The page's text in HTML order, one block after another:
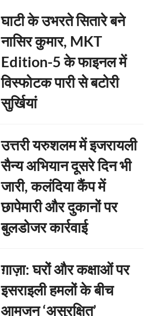
घाटी के उभरते सितारे बने
नासिर कुमार, MKT
Edition-5 के फाइनल में
विस्फोटक पारी से बटोरी
सुर्खियां
उत्तरी यरुशलम में इजरायली
सैन्य अभियान दूसरे दिन भी
जारी, कलंदिया कैंप में
छापेमारी और दुकानों पर
बुलडोजर कार्रवाई
ग़ाज़ा: घरों और कक्षाओं पर
इसराइली हमलों के बीच
आमजन ‘असुरक्षित’